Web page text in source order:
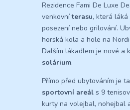
Rezidence Fami De Luxe
venkovníterasu, která láká
posezení nebo grilování.
horská kola a hole na
Dalším lákadlem je nové a
solárium.
Přímo před ubytováním je
sportovní areál s 9
kurty na volejbal, nohejbal